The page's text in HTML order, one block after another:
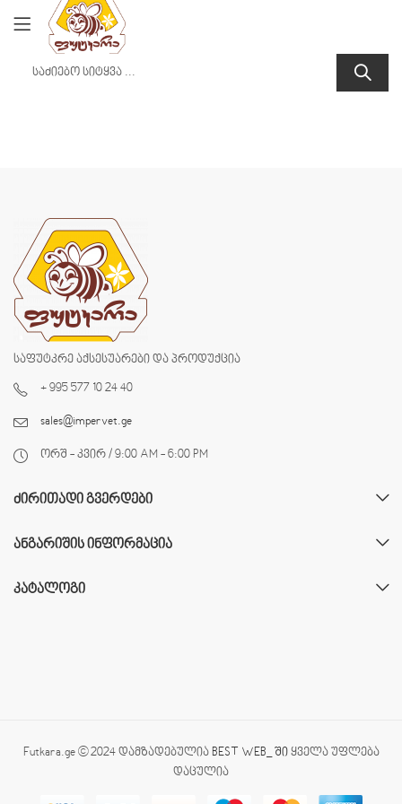
საფუტკრე აქსესუარები და პროდუქცია
+ 995 577 10 24 40
sales@impervet.ge
ორშ - კვირ / 9:00 AM - 6:00 PM
ᲫᲘᲠᲘᲗᲐᲓᲘ ᲒᲕᲔᲠᲓᲔᲑᲘ
ᲐᲜᲒᲐᲠᲘᲨᲘᲡ ᲘᲜᲤᲝᲠᲛᲐᲪᲘᲐ
ᲙᲐᲢᲐᲚᲝᲒᲘ
Futkara.ge © 2024 დამზადებულია BEST WEB_ შიყველა უფლება
დაცულია